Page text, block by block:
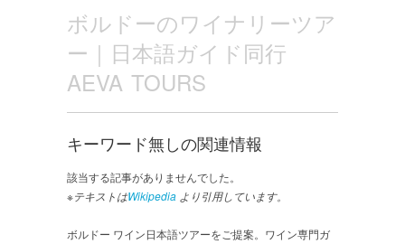
ボルドーのワイナリーツア
ー｜日本語ガイド同行
AEVA TOURS
キーワード無しの関連情報
該当する記事がありませんでした。
※テキストはWikipedia より引用しています。
ボルドー ワイン日本語ツアーをご提案。ワイン専門ガ